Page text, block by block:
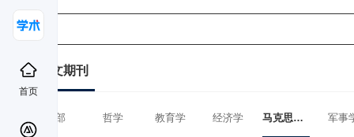
首页
中文期刊
全部 哲学 教育学 经济学 马克思主义理论 军事